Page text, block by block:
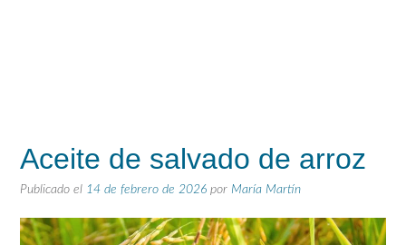
Aceite de salvado de arroz
Publicado el 14 de febrero de 2026 por María Martín